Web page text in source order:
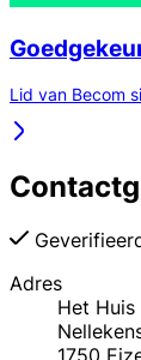
Lid van Becom
Adres
Het Huis